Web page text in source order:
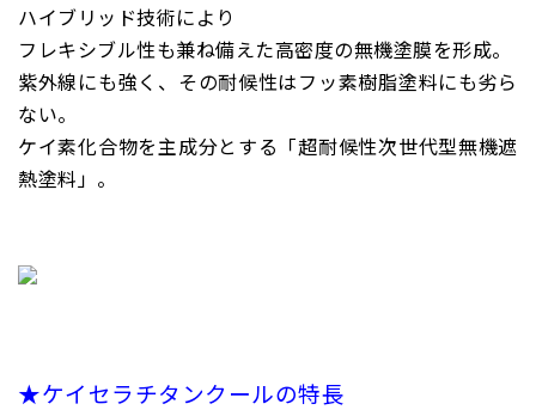
ハイブリッド技術により
フレキシブル性も兼ね備えた高密度の無機塗膜を形成。
紫外線にも強く、その耐候性はフッ素樹脂塗料にも劣ら
ない。
ケイ素化合物を主成分とする「超耐候性次世代型無機遮
熱塗料」。
★ケイセラチタンクールの特長